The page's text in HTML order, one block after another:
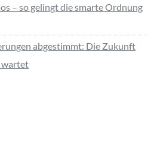
– so gelingt die smarte Ordnung
abgestimmt: Die Zukunft
wartet